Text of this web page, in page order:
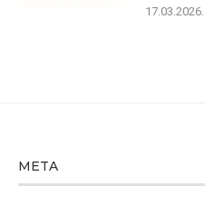
17.03.2026.
META